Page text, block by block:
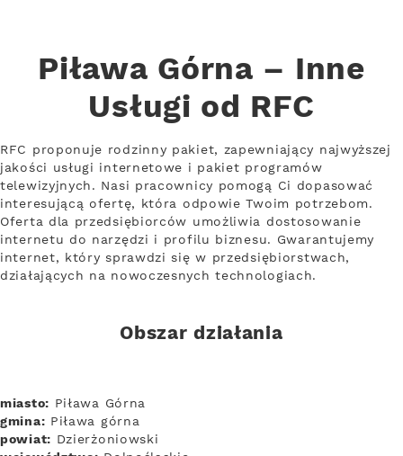
Piława Górna – Inne
Usługi od RFC
RFC proponuje rodzinny pakiet, zapewniający najwyższej
jakości usługi internetowe i pakiet programów
telewizyjnych. Nasi pracownicy pomogą Ci dopasować
interesującą ofertę, która odpowie Twoim potrzebom.
Oferta dla przedsiębiorców umożliwia dostosowanie
internetu do narzędzi i profilu biznesu. Gwarantujemy
internet, który sprawdzi się w przedsiębiorstwach,
działających na nowoczesnych technologiach.
Obszar działania
miasto: Piława Górna
gmina: Piława górna
powiat: Dzierżoniowski